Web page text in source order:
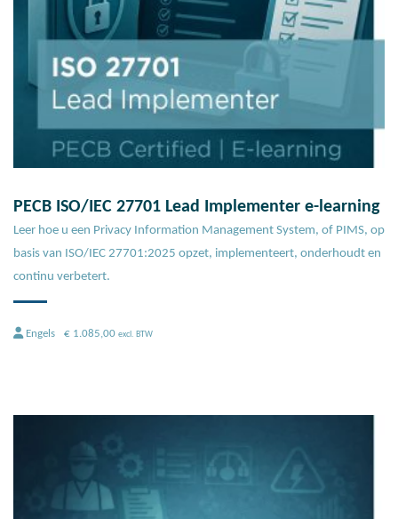
PECB ISO/IEC 27701 Lead Implementer e-learning
Leer hoe u een Privacy Information Management System, of PIMS, op
basis van ISO/IEC 27701:2025 opzet, implementeert, onderhoudt en
continu verbetert.
Engels € 1.085,00 excl. BTW